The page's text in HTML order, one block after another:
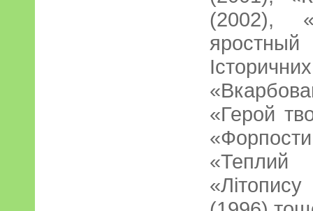
«Герой
«Теплий